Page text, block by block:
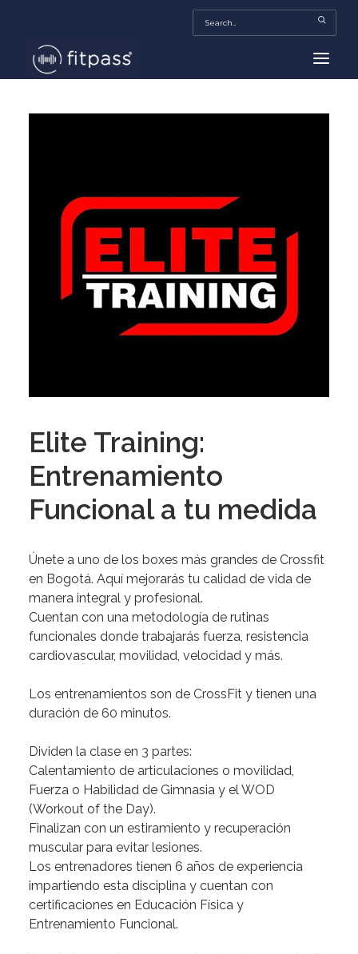
HOME
FITPASS TV
TRENDS
MORE…
Elite Training:
Entrenamiento
Funcional a tu medida
Únete a uno de los boxes más grandes de Crossfit
en Bogotá. Aquí mejorarás tu calidad de vida de
manera integral y profesional.
Cuentan con una metodología de rutinas
funcionales donde trabajarás fuerza, resistencia
cardiovascular, movilidad, velocidad y más.
Los entrenamientos son de CrossFit y tienen una
duración de 60 minutos.
Dividen la clase en 3 partes:
Calentamiento de articulaciones o movilidad,
Fuerza o Habilidad de Gimnasia y elWOD
(Workout of the Day).
Finalizan con un estiramiento y recuperación
muscular para evitar lesiones.
Los entrenadores tienen 6 años de experiencia
impartiendo esta disciplina y cuentan con
certificaciones en Educación Física y
Entrenamiento Funcional.